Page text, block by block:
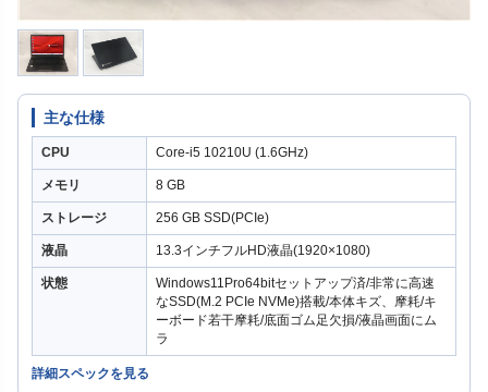
主な仕様
CPU Core-i5 10210U (1.6GHz)
メモリ 8 GB
ストレージ 256 GB SSD(PCIe)
液晶 13.3インチフルHD液晶(1920×1080)
状態
Windows11Pro64bitセットアップ済/非常に高速
なSSD(M.2 PCIe NVMe)搭載/本体キズ、摩耗/キ
ーボード若干摩耗/底面ゴム足欠損/液晶画面にム
ラ
詳細スペックを見る